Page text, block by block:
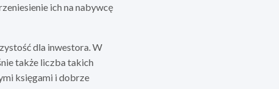
ich na nabywcę
dla inwestora. W
także liczba takich
księgami i dobrze